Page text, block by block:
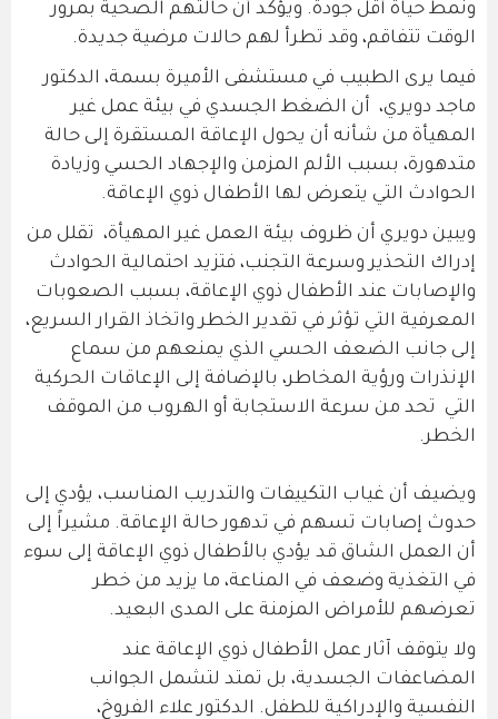
ونمط حياة أقل جودة. ويؤكد أن حالتهم الصحية بمرور
الوقت تتفاقم، وقد تطرأ لهم حالات مرضية جديدة.
فيما يرى الطبيب في مستشفى الأميرة بسمة، الدكتور
ماجد دويري، أن الضغط الجسدي في بيئة عمل غير
المهيأة من شأنه أن يحول الإعاقة المستقرة إلى حالة
متدهورة، بسبب الألم المزمن والإجهاد الحسي وزيادة
الحوادث التي يتعرض لها الأطفال ذوي الإعاقة.
ويبين دويري أن ظروف بيئة العمل غير المهيأة، تقلل من
إدراك التحذير وسرعة التجنب، فتزيد احتمالية الحوادث
والإصابات عند الأطفال ذوي الإعاقة، بسبب الصعوبات
المعرفية التي تؤثر في تقدير الخطر واتخاذ القرار السريع،
إلى جانب الضعف الحسي الذي يمنعهم من سماع
الإنذرات ورؤية المخاطر، بالإضافة إلى الإعاقات الحركية
التي تحد من سرعة الاستجابة أو الهروب من الموقف
الخطر.
ويضيف أن غياب التكييفات والتدريب المناسب، يؤدي إلى
حدوث إصابات تسهم في تدهور حالة الإعاقة. مشيراً إلى
أن العمل الشاق قد يؤدي بالأطفال ذوي الإعاقة إلى سوء
في التغذية وضعف في المناعة، ما يزيد من خطر
تعرضهم للأمراض المزمنة على المدى البعيد.
ولا يتوقف آثار عمل الأطفال ذوي الإعاقة عند
المضاعفات الجسدية، بل تمتد لتشمل الجوانب
النفسية والإدراكية للطفل. الدكتور علاء الفروخ،